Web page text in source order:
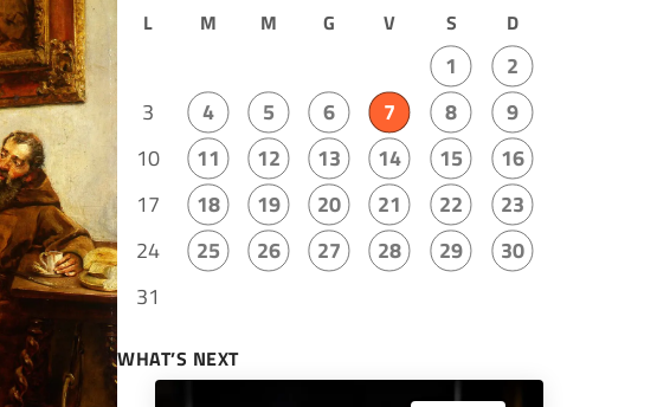
L M M G V S D
1
2
3
4 5 6 7 8
9
10
11 12 13 14 15
16
17
18 19 20 21 22
23
24
25 26 27 28 29
30
31
WHAT’S NEXT